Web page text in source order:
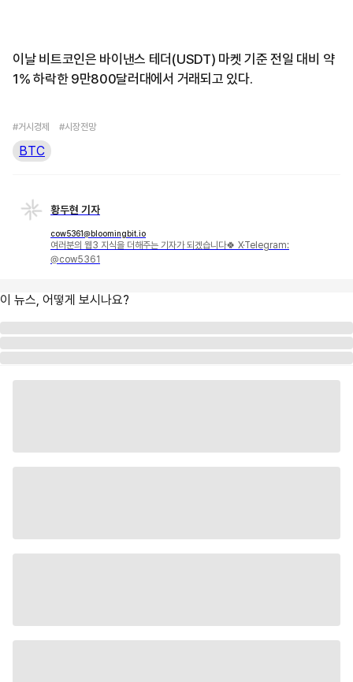
이날 비트코인은 바이낸스 테더(USDT) 마켓 기준 전일 대비 약
1% 하락한 9만800달러대에서 거래되고 있다.
#거시경제 #시장전망
BTC
황두현 기자
cow5361@bloomingbit.io
여러분의 웹3 지식을 더해주는 기자가 되겠습니다🍀 X·Telegram:
@cow5361
이 뉴스, 어떻게 보시나요?